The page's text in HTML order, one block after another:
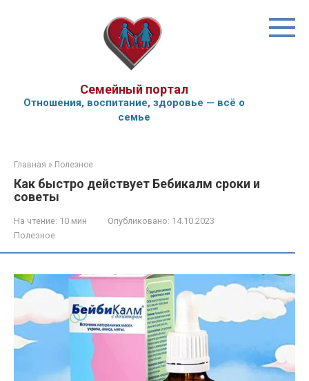
Семейный портал
Отношения, воспитание, здоровье — всё о
семье
Главная » Полезное
Как быстро действует Бебикалм сроки и
советы
На чтение: 10 мин Опубликовано: 14.10.2023
Полезное